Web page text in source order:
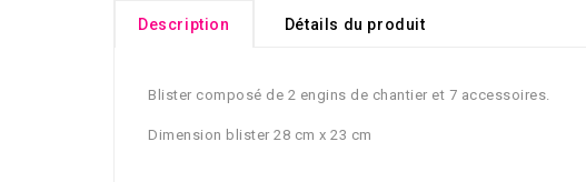
Description Détails du produit
Blister composé de 2 engins de chantier et 7 accessoires.
Dimension blister 28 cm x 23 cm